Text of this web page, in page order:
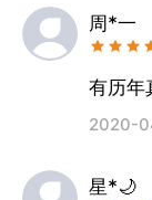
周*一
有历年
2020-
星*🌙